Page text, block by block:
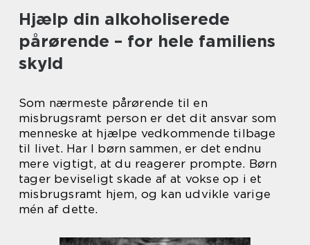
Hjælp din alkoholiserede
pårørende – for hele familiens
skyld
Som nærmeste pårørende til en
misbrugsramt person er det dit ansvar som
menneske at hjælpe vedkommende tilbage
til livet. Har I børn sammen, er det endnu
mere vigtigt, at du reagerer prompte. Børn
tager beviseligt skade af at vokse op i et
misbrugsramt hjem, og kan udvikle varige
mén af dette.